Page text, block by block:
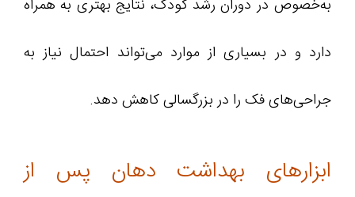
به‌خصوص در دوران رشد کودک، نتایج بهتری به همراه
دارد و در بسیاری از موارد می‌تواند احتمال نیاز به
جراحی‌های فک را در بزرگسالی کاهش دهد.
ابزارهای بهداشت دهان پس از